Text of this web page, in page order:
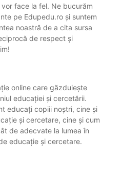
face la fel. Ne bucurăm
pe Edupedu.ro și suntem
noastră de a cita sursa
de respect și
online care găzduiește
educației și cercetării.
educați copiii noștri, cine și
și cercetare, cine și cum
de adecvate la lumea în
educație și cercetare.